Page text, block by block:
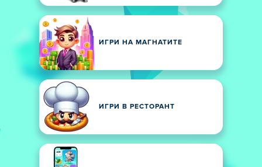
ИГРИ НА МАГНАТИТЕ
ИГРИ В РЕСТОРАНТ